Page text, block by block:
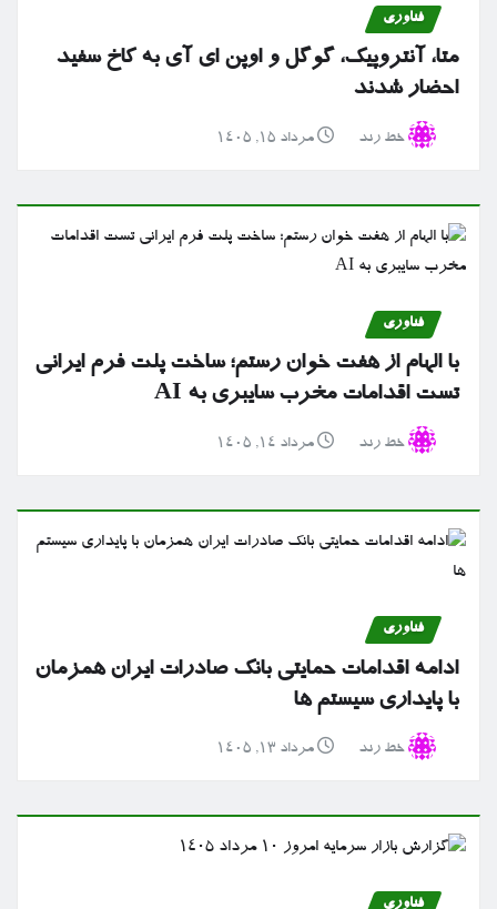
فناوری
متا، آنتروپیک، گوگل و اوپن ای آی به کاخ سفید
احضار شدند
خط رند مرداد ۱۵, ۱۴۰۵
فناوری
با الهام از هفت خوان رستم؛ ساخت پلت فرم ایرانی
تست اقدامات مخرب سایبری به AI
خط رند مرداد ۱۴, ۱۴۰۵
فناوری
ادامه اقدامات حمایتی بانک صادرات ایران همزمان
با پایداری سیستم ها
خط رند مرداد ۱۳, ۱۴۰۵
فناوری